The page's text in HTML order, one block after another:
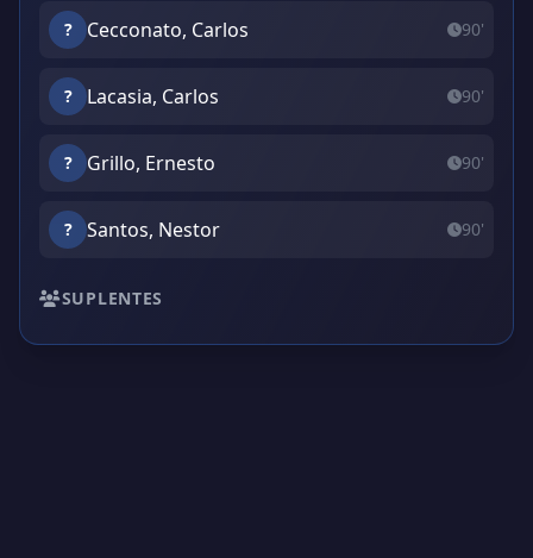
? Cecconato, Carlos 90'
? Lacasia, Carlos 90'
? Grillo, Ernesto 90'
? Santos, Nestor 90'
SUPLENTES